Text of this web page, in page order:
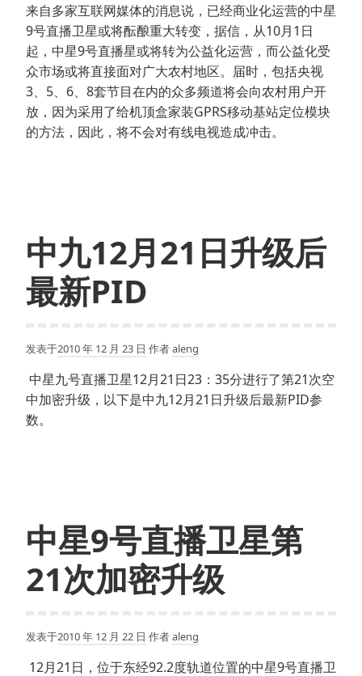
来自多家互联网媒体的消息说，已经商业化运营的中星
9号直播卫星或将酝酿重大转变，据信，从10月1日
起，中星9号直播星或将转为公益化运营，而公益化受
众市场或将直接面对广大农村地区。届时，包括央视
3、5、6、8套节目在内的众多频道将会向农村用户开
放，因为采用了给机顶盒家装GPRS移动基站定位模块
的方法，因此，将不会对有线电视造成冲击。
中九12月21日升级后
最新PID
发表于2010 年 12 月 23 日 作者aleng
中星九号直播卫星12月21日23：35分进行了第21次空
中加密升级，以下是中九12月21日升级后最新PID参
数。
中星9号直播卫星第
21次加密升级
发表于2010 年 12 月 22 日 作者aleng
12月21日，位于东经92.2度轨道位置的中星9号直播卫